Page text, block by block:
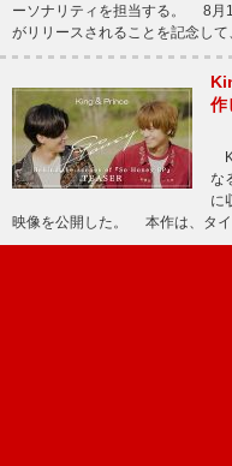
ーソナリティを担当する。 8月
がリリースされることを記念し
作
な
に
映像を公開した。 本作は、タ